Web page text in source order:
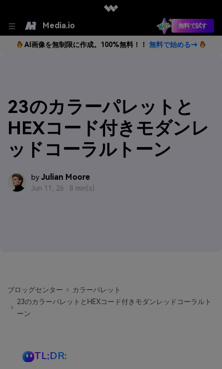
Media.io 無料で試す
AI画像を無制限に作成。100%無料！！ 無料で始める→
23のカラーパレットと
HEXコード付きモダンレ
ッドコーラルトーン
by Julian Moore
Jun 11, 26 · 8 min(s)
ブロッグセンター
カラーパレット
23のカラーパレットとHEXコード付きモダンレッドコーラルト
ーン
TL;DR: